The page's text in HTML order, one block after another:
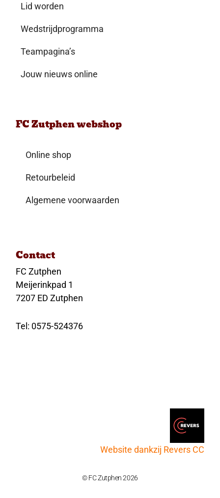
Lid worden
Wedstrijdprogramma
Teampagina’s
Jouw nieuws online
FC Zutphen webshop
Online shop
Retourbeleid
Algemene voorwaarden
Contact
FC Zutphen
Meijerinkpad 1
7207 ED Zutphen
Tel: 0575-524376
Website dankzij Revers CC
© FC Zutphen 2026